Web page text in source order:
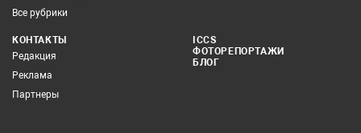
Все рубрики
КОНТАКТЫ
Редакция
Реклама
Партнеры
ICCS
ФОТОРЕПОРТАЖИ
БЛОГ